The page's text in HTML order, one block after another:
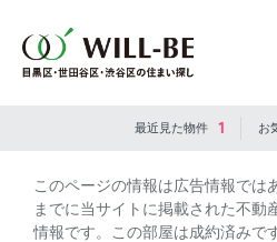
最近見た物件 1 お
このページの情報は広告情報では
までに当サイトに掲載された不動
情報です。この部屋は成約済みです